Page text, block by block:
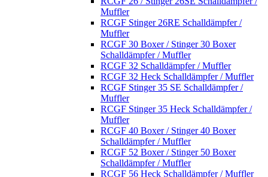
Muffler
RCGF Stinger 26RE Schalldämpfer /
Muffler
RCGF 30 Boxer / Stinger 30 Boxer
Schalldämpfer / Muffler
RCGF 32 Schalldämpfer / Muffler
RCGF 32 Heck Schalldämpfer / Muffler
RCGF Stinger 35 SE Schalldämpfer /
Muffler
RCGF Stinger 35 Heck Schalldämpfer /
Muffler
RCGF 40 Boxer / Stinger 40 Boxer
Schalldämpfer / Muffler
RCGF 52 Boxer / Stinger 50 Boxer
Schalldämpfer / Muffler
RCGF 56 Heck Schalldämpfer / Muffler